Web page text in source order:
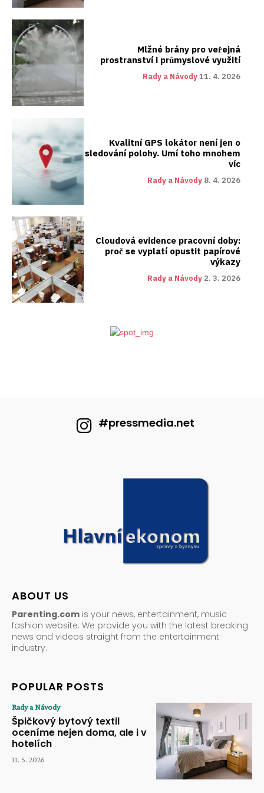
Mlžné brány pro veřejná
prostranství i průmyslové využití
Rady a Návody11. 4. 2026
Kvalitní GPS lokátor není jen o
sledování polohy. Umí toho mnohem
víc
Rady a Návody 8. 4. 2026
Cloudová evidence pracovní doby:
proč se vyplatí opustit papírové
výkazy
Rady a Návody 2. 3. 2026
#pressmedia.net
ABOUT US
Parenting.com is your news, entertainment, music
fashion website. We provide you with the latest breaking
news and videos straight from the entertainment
industry.
POPULAR POSTS
Rady a Návody
Špičkový bytový textil
oceníme nejen doma, ale i v
hotelích
11. 5. 2026